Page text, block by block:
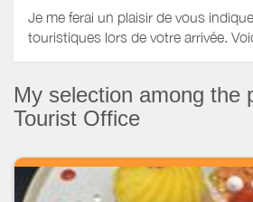
Je me ferai un plaisir de vous
touristiques lors de votre arrivée.
My selection among the
Tourist Office